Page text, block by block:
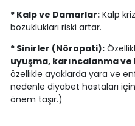
* Kalp ve Damarlar:Kalp
bozuklukları riski artar.
* Sinirler (Nöropati):
uyuşma, karıncalanma ve
özellikle ayaklarda yara ve
nedenle diyabet hastaları
önem taşır.)